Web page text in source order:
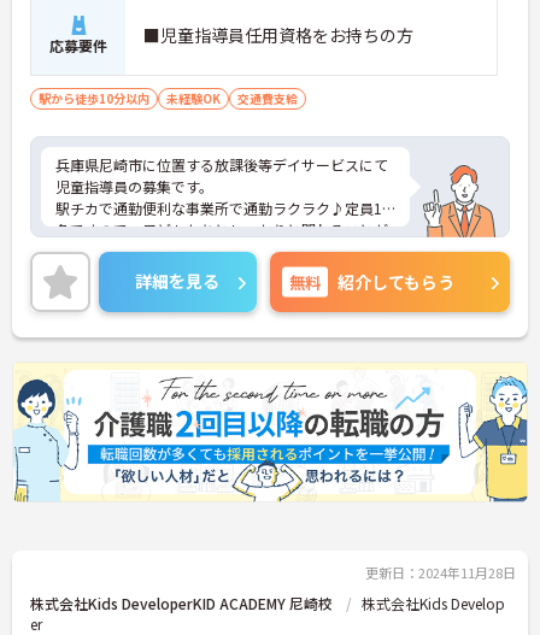
応募要件 ■児童指導員任用資格をお持ちの方
駅から徒歩10分以内 未経験OK 交通費支給
兵庫県尼崎市に位置する放課後等デイサービスにて
児童指導員の募集です。
駅チカで通勤便利な事業所で通勤ラクラク♪定員10
名ですので、子どもたちとしっかりと関わることが
できます。
ご興味ある方には、面接対策ポイントなど、さらに
詳細をお話しいたしますのでお気軽にご相談くださ
い！
詳細を見る 無料 紹介してもらう
更新日：2024年11月28日
株式会社Kids DeveloperKID ACADEMY 尼崎校
株式会社Kids Develop
er